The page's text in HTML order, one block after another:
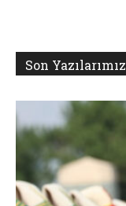
Son Yazılarımız